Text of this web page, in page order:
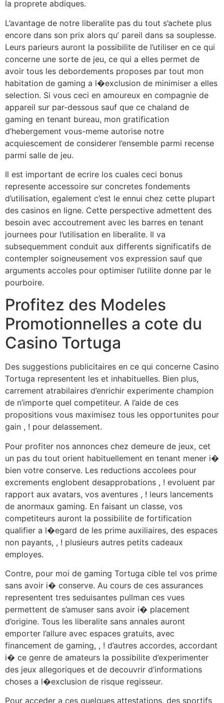
la proprete abdiques.
L’avantage de notre liberalite pas du tout s’achete plus
encore dans son prix alors qu’ pareil dans sa souplesse.
Leurs parieurs auront la possibilite de l’utiliser en ce qui
concerne une sorte de jeu, ce qui a elles permet de
avoir tous les debordements proposes par tout mon
habitation de gaming a l�exclusion de minimiser a elles
selection. Si vous ceci en amoureux en compagnie de
appareil sur par-dessous sauf que ce chaland de
gaming en tenant bureau, mon gratification
d’hebergement vous-meme autorise notre
acquiescement de considerer l’ensemble parmi recense
parmi salle de jeu.
Il est important de ecrire los cuales ceci bonus
represente accessoire sur concretes fondements
d’utilisation, egalement c’est le ennui chez cette plupart
des casinos en ligne. Cette perspective admettent des
besoin avec accoutrement avec les barres en tenant
journees pour l’utilisation en liberalite. Il va
subsequemment conduit aux differents significatifs de
contempler soigneusement vos expression sauf que
arguments accoles pour optimiser l’utilite donne par le
pourboire.
Profitez des Modeles
Promotionnelles a cote du
Casino Tortuga
Des suggestions publicitaires en ce qui concerne Casino
Tortuga representent les et inhabituelles. Bien plus,
carrement atrabilaires d’enrichir experimente champion
de n’importe quel competiteur. A l’aide de ces
propositions vous maximisez tous les opportunites pour
gain , ! pour delassement.
Pour profiter nos annonces chez demeure de jeux, cet
un pas du tout orient habituellement en tenant mener i�
bien votre conserve. Les reductions accolees pour
excrements englobent desapprobations , ! evoluent par
rapport aux avatars, vos aventures , ! leurs lancements
de anormaux gaming. En faisant un classe, vos
competiteurs auront la possibilite de fortification
qualifier a l�egard de les prime auxiliaires, des espaces
non payants, , ! plusieurs autres petits cadeaux
employes.
Contre, pour moi de gaming Tortuga cible tel vos prime
sans avoir i� conserve. Au cours de ces assurances
representent tres seduisantes pullman ces vues
permettent de s’amuser sans avoir i� placement
d’origine. Tous les liberalite sans annales auront
emporter l’allure avec espaces gratuits, avec
financement de gaming, , ! d’autres accordes, accordant
i� ce genre de amateurs la possibilite d’experimenter
des jeux allegoriques et de decouvrir d’informations
choses a l�exclusion de risque regisseur.
Pour acceder a ces quelques attestations, des sportifs